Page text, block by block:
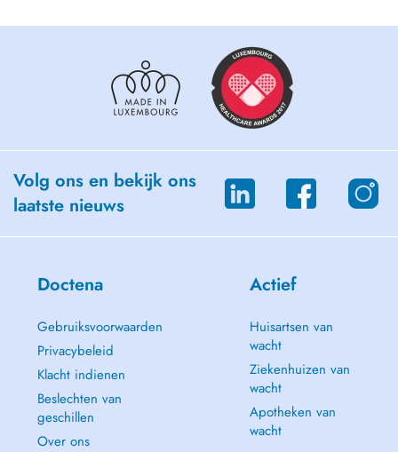
Volg ons en bekijk ons
laatste nieuws
Doctena
Gebruiksvoorwaarden
Privacybeleid
Klacht indienen
Beslechten van
geschillen
Over ons
Actief
Huisartsen van
wacht
Ziekenhuizen van
wacht
Apotheken van
wacht